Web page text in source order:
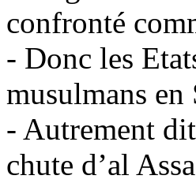
confronté
- Donc les
musulmans
- Autrement
chute d’al